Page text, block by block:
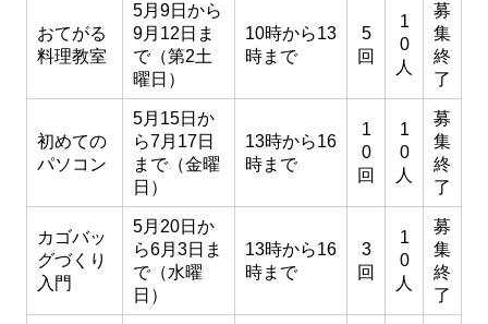
おてがる
料理教室
5月9日から
9月12日ま
で（第2土
曜日）
10時から13
時まで
5
回
1
0
人
募
集
終
了
初めての
パソコン
5月15日か
ら7月17日
まで（金曜
日）
13時から16
時まで
1
0
回
1
0
人
募
集
終
了
カゴバッ
グづくり
入門
5月20日か
ら6月3日ま
で（水曜
日）
13時から16
時まで
3
回
1
0
人
募
集
終
了